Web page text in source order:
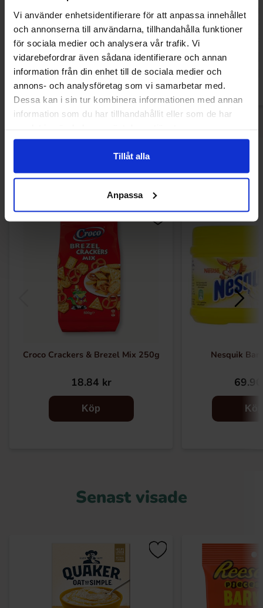
Vi använder enhetsidentifierare för att anpassa innehållet
och annonserna till användarna, tillhandahålla funktioner
för sociala medier och analysera vår trafik. Vi
vidarebefordrar även sådana identifierare och annan
information från din enhet till de sociala medier och
annons- och analysföretag som vi samarbetar med.
Dessa kan i sin tur kombinera informationen med annan
information som du har tillhandahållit eller som de har
Tillåt alla
Anpassa
Quaker Oats So Simple Variety 297g
89.90 kr
Betty Crocker
Andra gillade
Croco Crackers & Brezel Mix 250g
18.84 kr
Köp
Nesquik
Köp
Senast visade